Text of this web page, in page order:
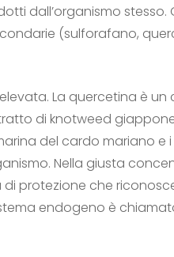
dall’organismo stesso.
(sulforafano,
La quercetina è un
di knotweed
del cardo mariano e
Nella giusta
protezione che
endogeno è